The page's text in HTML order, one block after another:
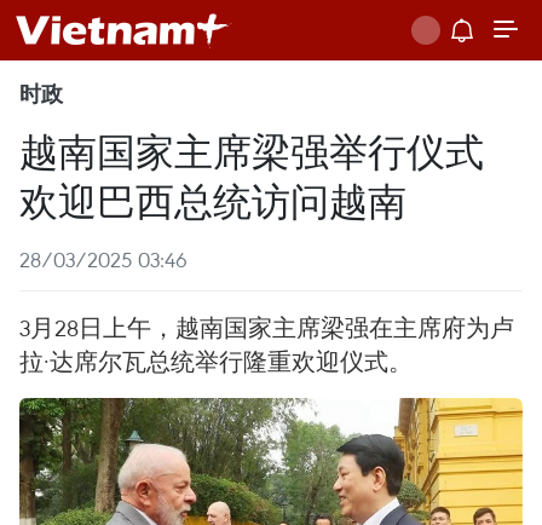
时政
越南国家主席梁强举行仪式
欢迎巴西总统访问越南
28/03/2025 03:46
3月28日上午，越南国家主席梁强在主席府为卢
拉·达席尔瓦总统举行隆重欢迎仪式。